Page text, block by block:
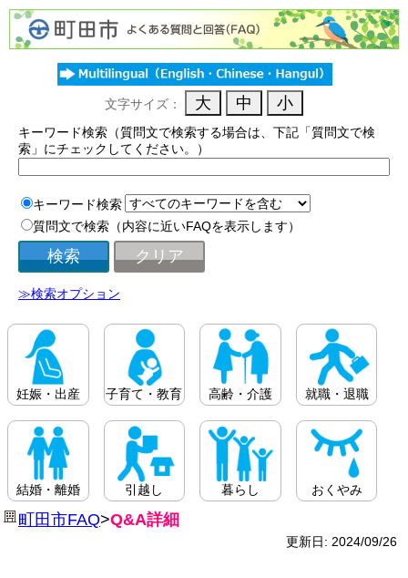
文字サイズ：
キーワード検索（質問文で検索する場合は、下記「質問文で検
索」にチェックしてください。）
キーワード検索
質問文で検索（内容に近いFAQを表示します）
≫検索オプション
妊娠・出産 子育て・教育 高齢・介護 就職・退職
結婚・離婚 引越し 暮らし おくやみ
町田市FAQ>Q&A詳細
更新日: 2024/09/26